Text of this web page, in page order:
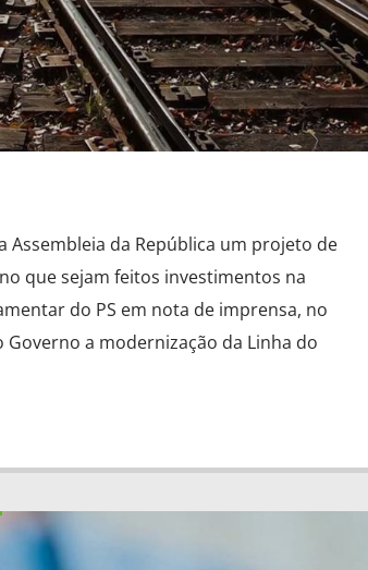
Assembleia da República um projeto de
que sejam feitos investimentos na
do PS em nota de imprensa, no
a modernização da Linha do